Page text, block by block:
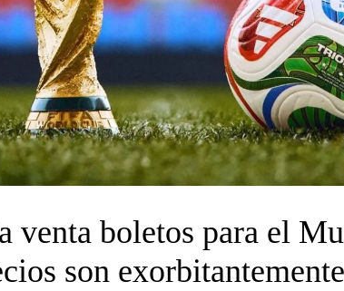
venta boletos para el
son